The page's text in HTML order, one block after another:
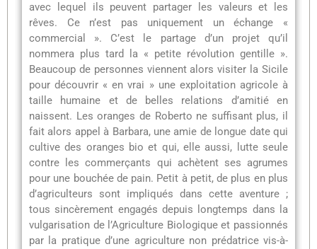
avec lequel ils peuvent partager les valeurs et les
rêves. Ce n’est pas uniquement un échange «
commercial ». C’est le partage d’un projet qu’il
nommera plus tard la « petite révolution gentille ».
Beaucoup de personnes viennent alors visiter la Sicile
pour découvrir « en vrai » une exploitation agricole à
taille humaine et de belles relations d’amitié en
naissent. Les oranges de Roberto ne suffisant plus, il
fait alors appel à Barbara, une amie de longue date qui
cultive des oranges bio et qui, elle aussi, lutte seule
contre les commerçants qui achètent ses agrumes
pour une bouchée de pain. Petit à petit, de plus en plus
d’agriculteurs sont impliqués dans cette aventure ;
tous sincèrement engagés depuis longtemps dans la
vulgarisation de l’Agriculture Biologique et passionnés
par la pratique d’une agriculture non prédatrice vis-à-